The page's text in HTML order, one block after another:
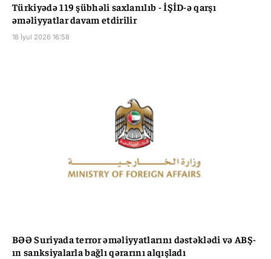
Türkiyədə 119 şübhəli saxlanılıb - İŞİD-ə qarşı
əməliyyatlar davam etdirilir
18 İyul 2026 16:58
BƏƏ Suriyada terror əməliyyatlarını dəstəklədi və ABŞ-
ın sanksiyalarla bağlı qərarını alqışladı